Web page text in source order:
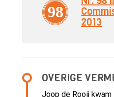
98
2013
OVERIGE
Joop de Rooij